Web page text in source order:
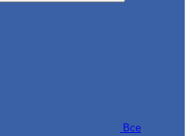
Все